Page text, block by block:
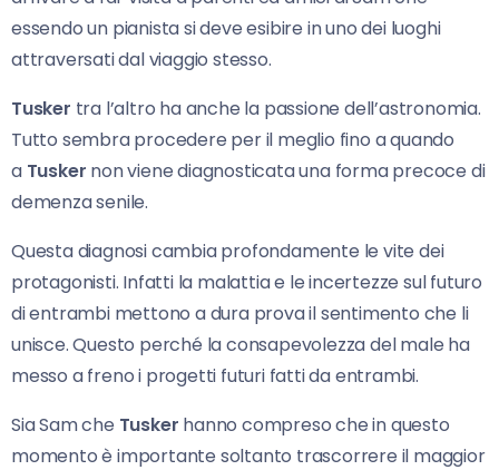
essendo un pianista si deve esibire in uno dei luoghi
attraversati dal viaggio stesso.
Tusker tra l’altro ha anche la passione dell’astronomia.
Tutto sembra procedere per il meglio fino a quando
a Tusker non viene diagnosticata una forma precoce di
demenza senile.
Questa diagnosi cambia profondamente le vite dei
protagonisti. Infatti la malattia e le incertezze sul futuro
di entrambi mettono a dura prova il sentimento che li
unisce. Questo perché la consapevolezza del male ha
messo a freno i progetti futuri fatti da entrambi.
Sia Sam che Tusker hanno compreso che in questo
momento è importante soltanto trascorrere il maggior